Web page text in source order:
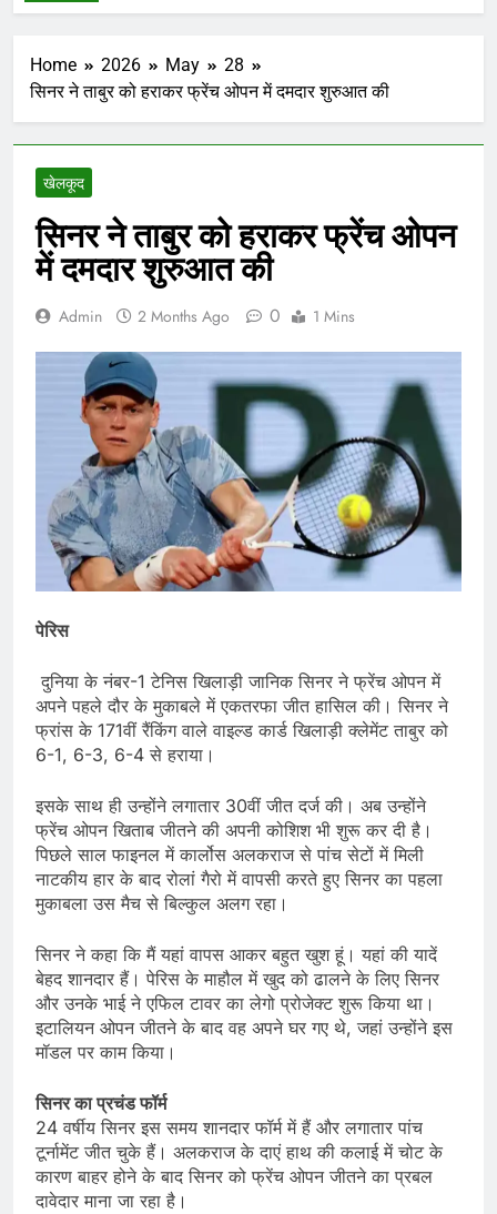
Home 2026 May
28
सिनर ने ताबुर को हराकर फ्रेंच ओपन में दमदार शुरुआत की
खेलकूद
सिनर ने ताबुर को हराकर फ्रेंच ओपन
में दमदार शुरुआत की
Admin 2 Months Ago 0 1 Mins
पेरिस
दुनिया के नंबर-1 टेनिस खिलाड़ी जानिक सिनर ने फ्रेंच ओपन में
अपने पहले दौर के मुकाबले में एकतरफा जीत हासिल की। सिनर ने
फ्रांस के 171वीं रैंकिंग वाले वाइल्ड कार्ड खिलाड़ी क्लेमेंट ताबुर को
6-1, 6-3, 6-4 से हराया।
इसके साथ ही उन्होंने लगातार 30वीं जीत दर्ज की। अब उन्होंने
फ्रेंच ओपन खिताब जीतने की अपनी कोशिश भी शुरू कर दी है।
पिछले साल फाइनल में कार्लोस अलकराज से पांच सेटों में मिली
नाटकीय हार के बाद रोलां गैरो में वापसी करते हुए सिनर का पहला
मुकाबला उस मैच से बिल्कुल अलग रहा।
सिनर ने कहा कि मैं यहां वापस आकर बहुत खुश हूं। यहां की यादें
बेहद शानदार हैं। पेरिस के माहौल में खुद को ढालने के लिए सिनर
और उनके भाई ने एफिल टावर का लेगो प्रोजेक्ट शुरू किया था।
इटालियन ओपन जीतने के बाद वह अपने घर गए थे, जहां उन्होंने इस
मॉडल पर काम किया।
सिनर का प्रचंड फॉर्म
24 वर्षीय सिनर इस समय शानदार फॉर्म में हैं और लगातार पांच
टूर्नामेंट जीत चुके हैं। अलकराज के दाएं हाथ की कलाई में चोट के
कारण बाहर होने के बाद सिनर को फ्रेंच ओपन जीतने का प्रबल
दावेदार माना जा रहा है।